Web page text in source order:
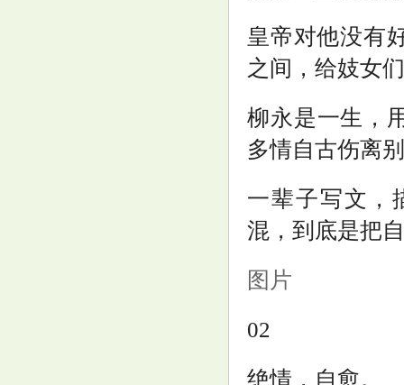
皇帝对他没有
之间，给妓女
柳永是一生，
多情自古伤离
一辈子写文，
混，到底是把
图片
02
绝情，自愈。